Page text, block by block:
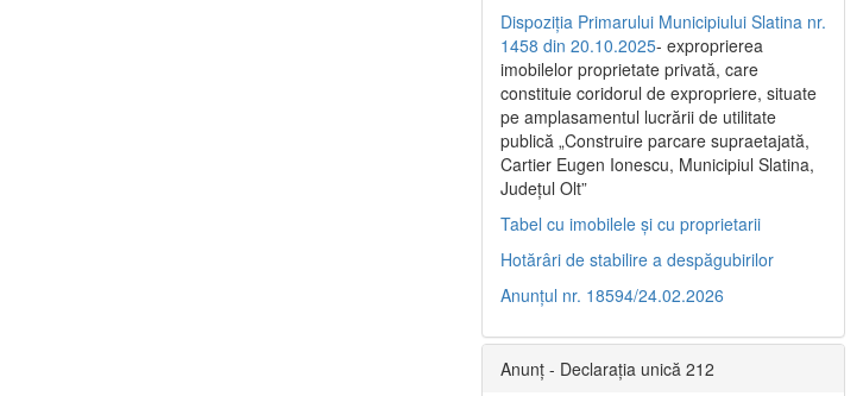
Dispoziția Primarului Municipiului Slatina nr.
1458 din 20.10.2025- exproprierea
imobilelor proprietate privată, care
constituie coridorul de expropriere, situate
pe amplasamentul lucrării de utilitate
publică „Construire parcare supraetajată,
Cartier Eugen Ionescu, Municipiul Slatina,
Județul Olt”
Tabel cu imobilele și cu proprietarii
Hotărâri de stabilire a despăgubirilor
Anunțul nr. 18594/24.02.2026
Anunț - Declarația unică 212